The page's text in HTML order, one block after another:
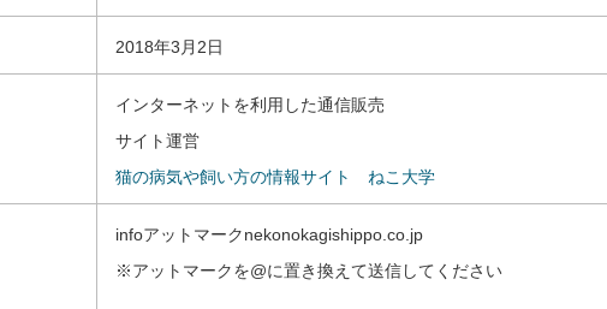
2018年3月2日
インターネットを利用した通信販売
サイト運営
猫の病気や飼い方の情報サイト ねこ大学
infoアットマークnekonokagishippo.co.jp
※アットマークを@に置き換えて送信してください